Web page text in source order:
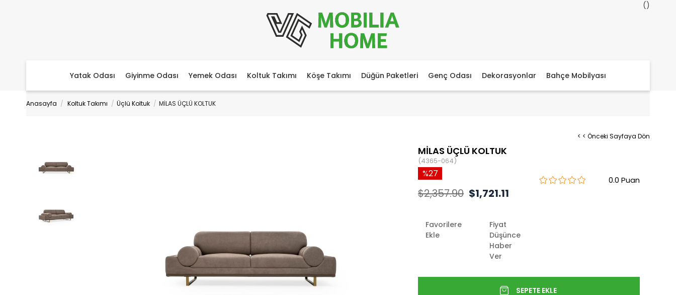
Yatak Odası Giyinme Odası Yemek Odası Koltuk Takımı Köşe Takımı Düğün Paketleri Genç Odası Dekorasyonlar Bahçe Mobilyası
Anasayfa Koltuk Takımı Üçlü Koltuk MİLAS ÜÇLÜ KOLTUK
< < Önceki Sayfaya Dön
MİLAS ÜÇLÜ KOLTUK
(4365-064)
0.0
27
$2,357.90 $1,721.11
Favorilere
Ekle
Fiyat
Düşünce
Haber
Ver